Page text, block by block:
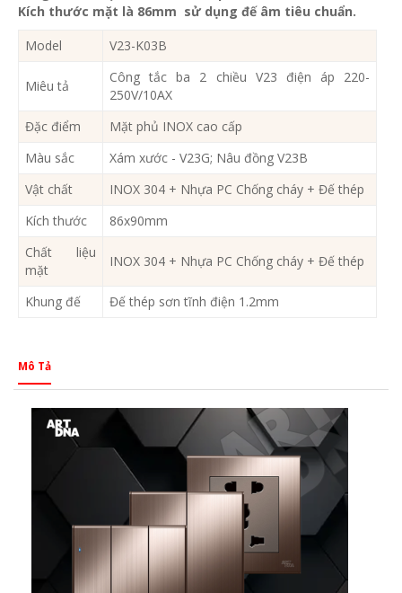
Kích thước mặt là 86mm sử dụng đế âm tiêu chuẩn.
Model
V23-K03B
Miêu tả
Công tắc ba 2 chiều V23 điện áp 220-
250V/10AX
Đặc điểm
Mặt phủ INOX cao cấp
Màu sắc
Xám xước - V23G; Nâu đồng V23B
Vật chất
INOX 304 + Nhựa PC Chống cháy + Đế thép
Kích thước
86x90mm
Chất liệu
mặt
INOX 304 + Nhựa PC Chống cháy + Đế thép
Khung đế Đế thép sơn tĩnh điện 1.2mm
Mô Tả